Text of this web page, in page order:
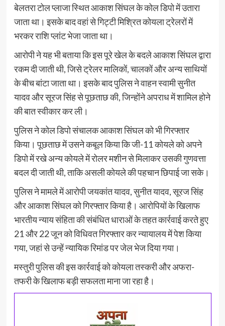
बेलतरा टोल प्लाजा स्थित आकाश सिंघल के कोल डिपो में उतारा
जाता था। इसके बाद वहां से गिट्टी मिश्रित कोयला ट्रेलरों में
भरकर राशि प्लांट भेजा जाता था।
आरोपी ने यह भी बताया कि इस पूरे खेल के बदले आकाश सिंघल द्वारा
रकम दी जाती थी, जिसे ट्रेलर मालिकों, चालकों और अन्य साथियों
के बीच बांटा जाता था। इसके बाद पुलिस ने वाहन स्वामी सुनीत
यादव और सूरज सिंह से पूछताछ की, जिन्होंने अपराध में शामिल होने
की बात स्वीकार कर ली।
पुलिस ने कोल डिपो संचालक आकाश सिंघल को भी गिरफ्तार
किया। पूछताछ में उसने कबूल किया कि जी-11 कोयले को अपने
डिपो में रखे अन्य कोयले में रोलर मशीन से मिलाकर उसकी गुणवत्ता
बदल दी जाती थी, ताकि असली कोयले की पहचान छिपाई जा सके।
पुलिस ने मामले में आरोपी जयकांत यादव, सुनीत यादव, सूरज सिंह
और आकाश सिंघल को गिरफ्तार किया है। आरोपियों के खिलाफ
भारतीय न्याय संहिता की संबंधित धाराओं के तहत कार्रवाई करते हुए
21 और 22 जून को विधिवत गिरफ्तार कर न्यायालय में पेश किया
गया, जहां से उन्हें न्यायिक रिमांड पर जेल भेज दिया गया।
मस्तुरी पुलिस की इस कार्रवाई को कोयला तस्करी और अफरा-
तफरी के खिलाफ बड़ी सफलता माना जा रहा है।